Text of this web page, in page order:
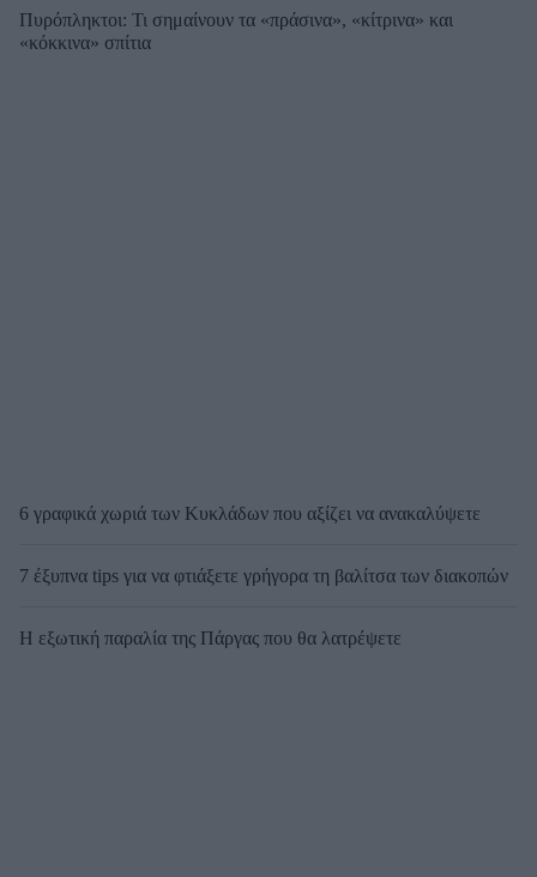
Πυρόπληκτοι: Τι σημαίνουν τα «πράσινα», «κίτρινα» και
«κόκκινα» σπίτια
6 γραφικά χωριά των Κυκλάδων που αξίζει να ανακαλύψετε
7 έξυπνα tips για να φτιάξετε γρήγορα τη βαλίτσα των διακοπών
Η εξωτική παραλία της Πάργας που θα λατρέψετε